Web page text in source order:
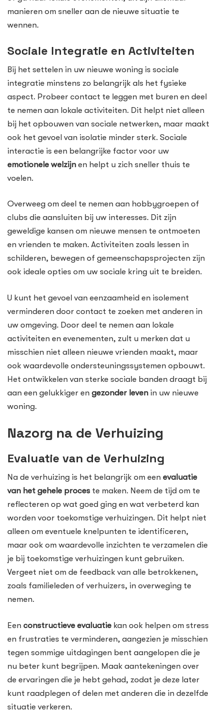
manieren om sneller aan de nieuwe situatie te
wennen.
Sociale Integratie en Activiteiten
Bij het settelen in uw nieuwe woning is sociale
integratie minstens zo belangrijk als het fysieke
aspect. Probeer contact te leggen met buren en deel
te nemen aan lokale activiteiten. Dit helpt niet alleen
bij het opbouwen van sociale netwerken, maar maakt
ook het gevoel van isolatie minder sterk. Sociale
interactie is een belangrijke factor voor uw
emotionele welzijn en helpt u zich sneller thuis te
voelen.
Overweeg om deel te nemen aan hobbygroepen of
clubs die aansluiten bij uw interesses. Dit zijn
geweldige kansen om nieuwe mensen te ontmoeten
en vrienden te maken. Activiteiten zoals lessen in
schilderen, bewegen of gemeenschapsprojecten zijn
ook ideale opties om uw sociale kring uit te breiden.
U kunt het gevoel van eenzaamheid en isolement
verminderen door contact te zoeken met anderen in
uw omgeving. Door deel te nemen aan lokale
activiteiten en evenementen, zult u merken dat u
misschien niet alleen nieuwe vrienden maakt, maar
ook waardevolle ondersteuningssystemen opbouwt.
Het ontwikkelen van sterke sociale banden draagt bij
aan een gelukkiger en gezonder leven in uw nieuwe
woning.
Nazorg na de Verhuizing
Evaluatie van de Verhuizing
Na de verhuizing is het belangrijk om een evaluatie
van het gehele proces te maken. Neem de tijd om te
reflecteren op wat goed ging en wat verbeterd kan
worden voor toekomstige verhuizingen. Dit helpt niet
alleen om eventuele knelpunten te identificeren,
maar ook om waardevolle inzichten te verzamelen die
je bij toekomstige verhuizingen kunt gebruiken.
Vergeet niet om de feedback van alle betrokkenen,
zoals familieleden of verhuizers, in overweging te
nemen.
Een constructieve evaluatie kan ook helpen om stress
en frustraties te verminderen, aangezien je misschien
tegen sommige uitdagingen bent aangelopen die je
nu beter kunt begrijpen. Maak aantekeningen over
de ervaringen die je hebt gehad, zodat je deze later
kunt raadplegen of delen met anderen die in dezelfde
situatie verkeren.